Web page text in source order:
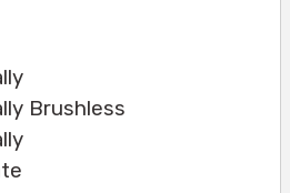
Brushless